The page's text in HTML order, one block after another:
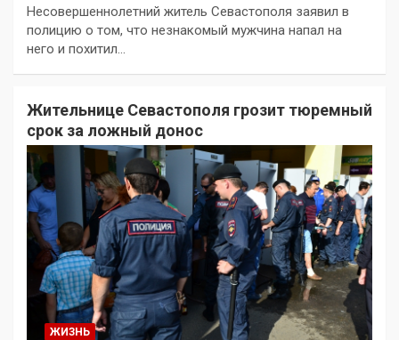
Несовершеннолетний житель Севастополя заявил в
полицию о том, что незнакомый мужчина напал на
него и похитил…
Жительнице Севастополя грозит тюремный
срок за ложный донос
ЖИЗНЬ